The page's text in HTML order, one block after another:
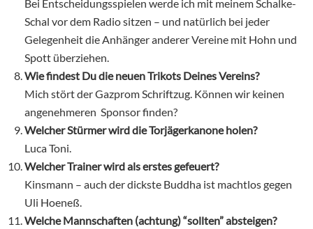
Bei Entscheidungsspielen werde ich mit meinem Schalke-
Schal vor dem Radio sitzen – und natürlich bei jeder
Gelegenheit die Anhänger anderer Vereine mit Hohn und
Spott überziehen.
Wie findest Du die neuen Trikots Deines Vereins?
Mich stört der Gazprom Schriftzug. Können wir keinen
angenehmeren Sponsor finden?
Welcher Stürmer wird die Torjägerkanone holen?
Luca Toni.
Welcher Trainer wird als erstes gefeuert?
Kinsmann – auch der dickste Buddha ist machtlos gegen
Uli Hoeneß.
Welche Mannschaften (achtung) “sollten” absteigen?